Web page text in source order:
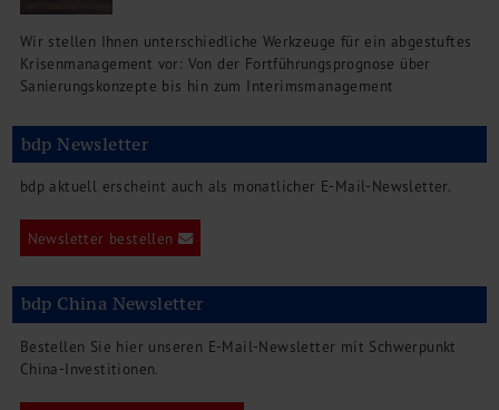
Wir stellen Ihnen unterschiedliche Werkzeuge für ein abgestuftes
Krisenmanagement vor: Von der Fortführungsprognose über
Sanierungskonzepte bis hin zum Interimsmanagement
bdp Newsletter
bdp aktuell erscheint auch als monatlicher E-Mail-Newsletter.
Newsletter bestellen
bdp China Newsletter
Bestellen Sie hier unseren E-Mail-Newsletter mit Schwerpunkt
China-Investitionen.